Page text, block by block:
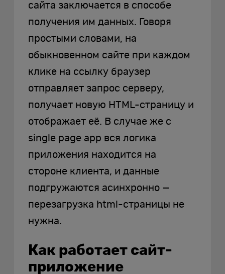
сайта заключается в способе
получения им данных. Говоря
простыми словами, на
обыкновенном сайте при каждом
клике на ссылку браузер
отправляет запрос серверу,
получает новую HTML-страницу и
отображает её. В случае же с
single page app вся логика
приложения находится на
стороне клиента, и данные
подгружаются асинхронно —
перезагрузка html-страницы не
нужна.
Как работает сайт-
приложение